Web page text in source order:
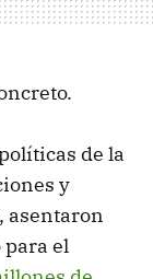
de la
y
asentaron
para el